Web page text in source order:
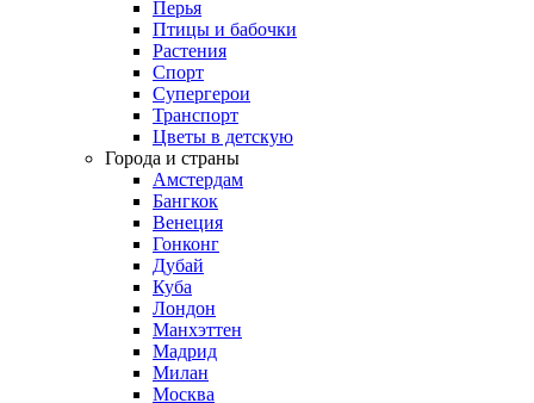
Перья
Птицы и бабочки
Растения
Спорт
Супергерои
Транспорт
Цветы в детскую
Города и страны
Амстердам
Бангкок
Венеция
Гонконг
Дубай
Куба
Лондон
Манхэттен
Мадрид
Милан
Москва